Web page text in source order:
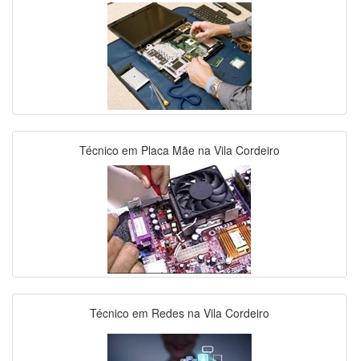
Técnico em Placa Mãe na Vila Cordeiro
Técnico em Redes na Vila Cordeiro